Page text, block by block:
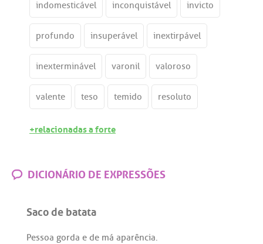
indomesticável inconquistável invicto
profundo insuperável inextirpável
inexterminável varonil valoroso
valente teso temido resoluto
+relacionadas a forte
DICIONÁRIO DE EXPRESSÕES
Saco de batata
Pessoa gorda e de má aparência.